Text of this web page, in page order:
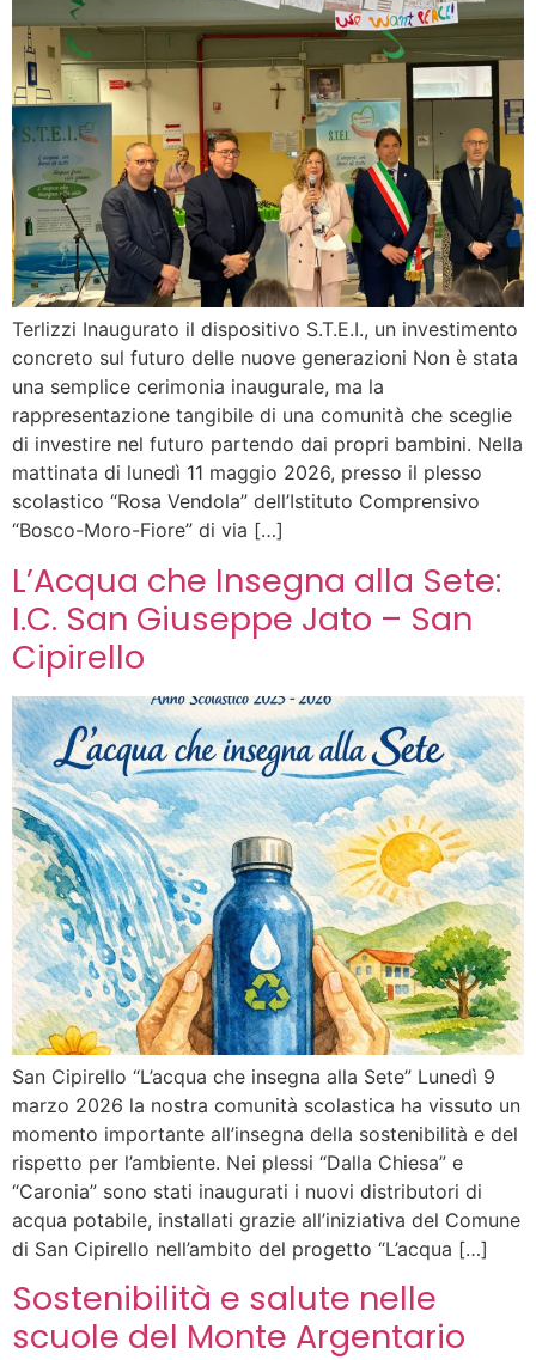
Terlizzi Inaugurato il dispositivo S.T.E.I., un investimento
concreto sul futuro delle nuove generazioni Non è stata
una semplice cerimonia inaugurale, ma la
rappresentazione tangibile di una comunità che sceglie
di investire nel futuro partendo dai propri bambini. Nella
mattinata di lunedì 11 maggio 2026, presso il plesso
scolastico “Rosa Vendola” dell’Istituto Comprensivo
“Bosco-Moro-Fiore” di via […]
L’Acqua che Insegna alla Sete:
I.C. San Giuseppe Jato – San
Cipirello
San Cipirello “L’acqua che insegna alla Sete” Lunedì 9
marzo 2026 la nostra comunità scolastica ha vissuto un
momento importante all’insegna della sostenibilità e del
rispetto per l’ambiente. Nei plessi “Dalla Chiesa” e
“Caronia” sono stati inaugurati i nuovi distributori di
acqua potabile, installati grazie all’iniziativa del Comune
di San Cipirello nell’ambito del progetto “L’acqua […]
Sostenibilità e salute nelle
scuole del Monte Argentario